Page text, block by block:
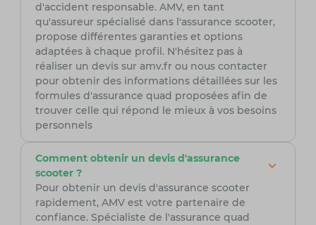
d'accident responsable. AMV, en tant
qu'assureur spécialisé dans l'assurance scooter,
propose différentes garanties et options
adaptées à chaque profil. N'hésitez pas à
réaliser un devis sur amv.fr ou nous contacter
pour obtenir des informations détaillées sur les
formules d'assurance quad proposées afin de
trouver celle qui répond le mieux à vos besoins
personnels
Comment obtenir un devis d'assurance
scooter ?
Pour obtenir un devis d'assurance scooter
rapidement, AMV est votre partenaire de
confiance. Spécialiste de l'assurance quad